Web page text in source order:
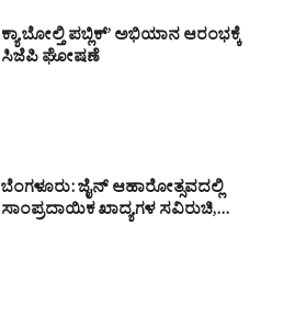
ಕ್ಯಾ ಬೋಲ್ತಿ ಪಬ್ಲಿಕ್’ ಅಭಿಯಾನ ಆರಂಭಕ್ಕೆ
ಸಿಜೆಪಿ ಘೋಷಣೆ
ಬೆಂಗಳೂರು: ಜೈನ್ ಆಹಾರೋತ್ಸವದಲ್ಲಿ
ಸಾಂಪ್ರದಾಯಿಕ ಖಾದ್ಯಗಳ ಸವಿರುಚಿ,…